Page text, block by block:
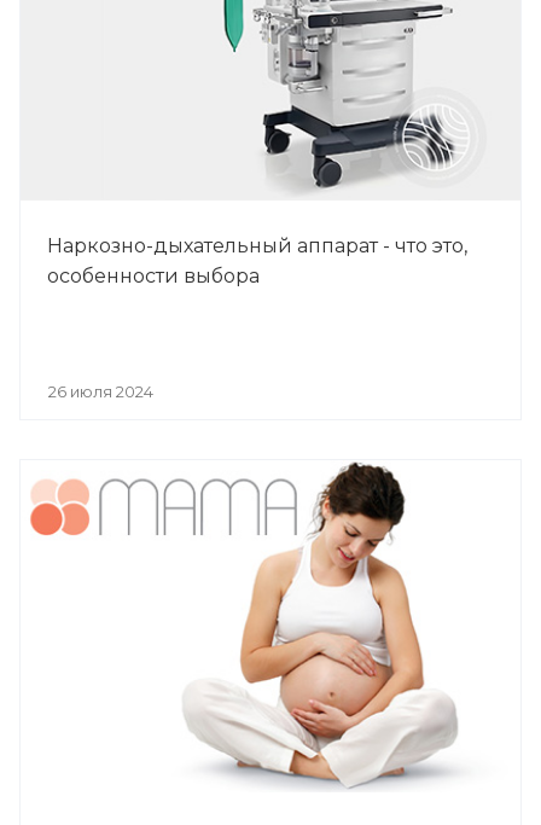
Наркозно-дыхательный аппарат - что это,
особенности выбора
26 июля 2024